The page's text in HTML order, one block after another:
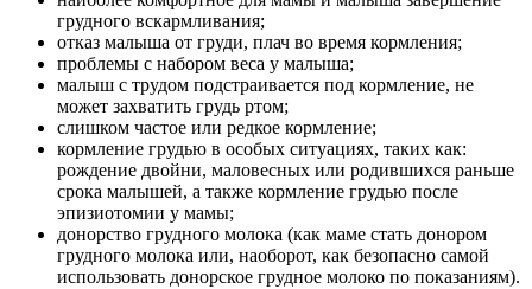
грудного вскармливания;
отказ малыша от груди, плач во время кормления;
проблемы с набором веса у малыша;
малыш с трудом подстраивается под кормление, не
может захватить грудь ртом;
слишком частое или редкое кормление;
кормление грудью в особых ситуациях, таких как:
рождение двойни, маловесных или родившихся раньше
срока малышей, а также кормление грудью после
эпизиотомии у мамы;
донорство грудного молока (как маме стать донором
грудного молока или, наоборот, как безопасно самой
использовать донорское грудное молоко по показаниям).